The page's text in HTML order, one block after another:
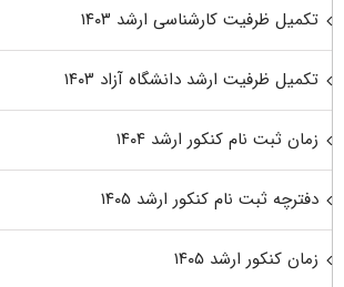
تکمیل ظرفیت کارشناسی ارشد ۱۴۰۳
تکمیل ظرفیت ارشد دانشگاه آزاد ۱۴۰۳
زمان ثبت نام کنکور ارشد ۱۴۰۴
دفترچه ثبت نام کنکور ارشد ۱۴۰۵
زمان کنکور ارشد ۱۴۰۵